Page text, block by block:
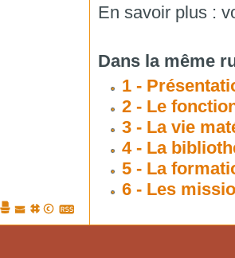
En savoir plus :
Dans la même
1 -
2 - Le
3 - La vie
4 - La
5 - La
6 - Les